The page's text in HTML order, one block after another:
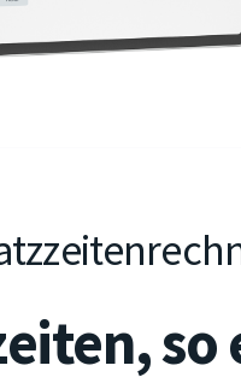
so